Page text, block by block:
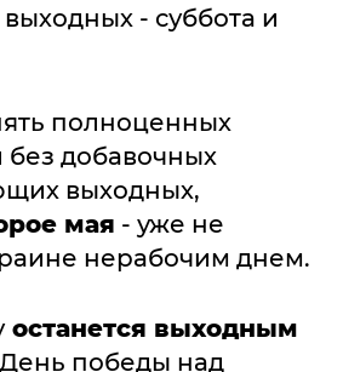
- суббота и
полноценных
без добавочных
выходных,
мая - уже не
нерабочим днем.
останется выходным
победы над